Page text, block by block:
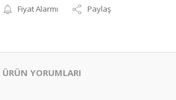
Fiyat Alarmı Paylaş
ÜRÜN YORUMLARI